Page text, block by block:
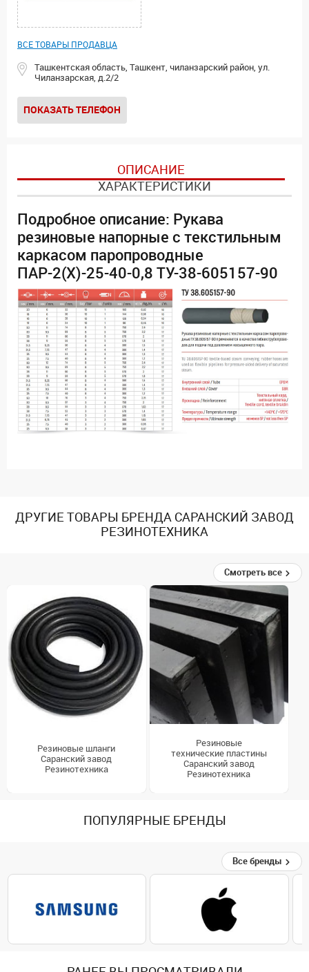
ВСЕ ТОВАРЫ ПРОДАВЦА
Ташкентская область, Ташкент, чиланзарский район, ул.
Чиланзарская, д.2/2
ПОКАЗАТЬ ТЕЛЕФОН
ОПИСАНИЕ
ХАРАКТЕРИСТИКИ
Подробное описание: Рукава
резиновые напорные с текстильным
каркасом паропроводные
ПАР-2(Х)-25-40-0,8 ТУ-38-605157-90
ДРУГИЕ ТОВАРЫ БРЕНДА САРАНСКИЙ ЗАВОД
РЕЗИНОТЕХНИКА
Смотреть все
Резиновые шланги
Саранский завод
Резинотехника
Резиновые
технические пластины
Саранский завод
Резинотехника
ПОПУЛЯРНЫЕ БРЕНДЫ
Все бренды